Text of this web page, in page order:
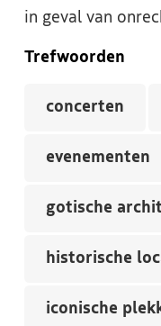
in geval van
Trefwoorden
concerten
evenementen
gotische
historische
iconische